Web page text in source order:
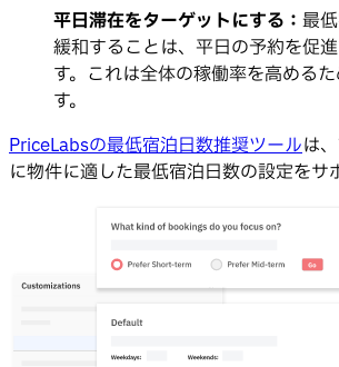
平日滞在をターゲットにする： 最
緩和することは、平日の予約を促
す。これは全体の稼働率を高める
す。
PriceLabsの最低宿泊日数推奨ツールは
に物件に適した最低宿泊日数の設定をサ